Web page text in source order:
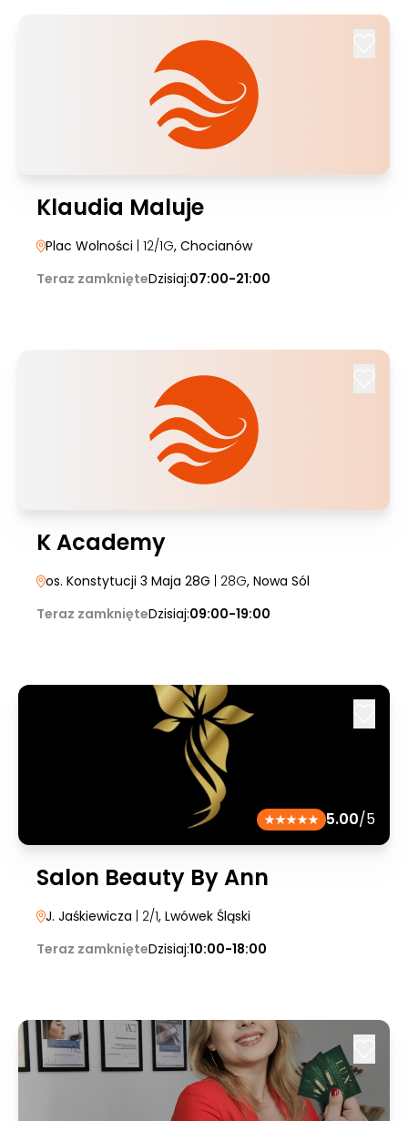
Klaudia Maluje
Plac Wolności | 12/1G, Chocianów
Teraz zamknięteDzisiaj:07:00-21:00
K Academy
os. Konstytucji 3 Maja 28G | 28G, Nowa Sól
Teraz zamknięteDzisiaj:09:00-19:00
5.00/5
Salon Beauty By Ann
J. Jaśkiewicza | 2/1, Lwówek Śląski
Teraz zamknięteDzisiaj:10:00-18:00